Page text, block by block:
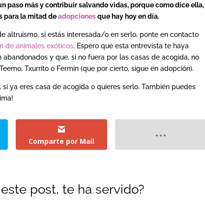
paso más y contribuir salvando vidas, porque como dice ella,
para la mitad deadopcionesque hay hoy en día.
altruismo, si estás interesada/o en serlo, ponte en contacto
de animales exóticos. Espero que esta entrevista te haya
y que, si no fuera por las casas de acogida, no
Txurrito o Fermin (que por cierto, sigue en adopción).
ya eres casa de acogida o quieres serlo. También puedes
Comparte por Mail
post, te ha servido?